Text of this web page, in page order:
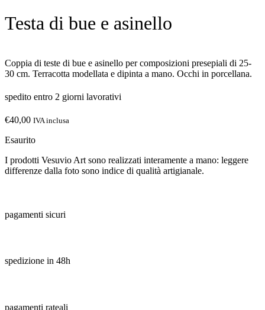
Testa di bue e asinello
Coppia di teste di bue e asinello per composizioni presepiali di 25-
30 cm. Terracotta modellata e dipinta a mano. Occhi in porcellana.
spedito entro 2 giorni lavorativi
€40,00 IVA inclusa
Esaurito
I prodotti Vesuvio Art sono realizzati interamente a mano: leggere
differenze dalla foto sono indice di qualità artigianale.
pagamenti sicuri
spedizione in 48h
pagamenti rateali